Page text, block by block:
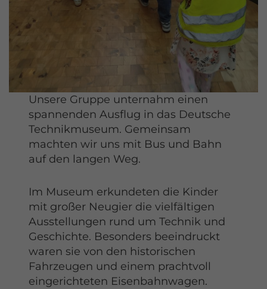
Unsere Gruppe unternahm einen
spannenden Ausflug in das Deutsche
Technikmuseum. Gemeinsam
machten wir uns mit Bus und Bahn
auf den langen Weg.
Im Museum erkundeten die Kinder
mit großer Neugier die vielfältigen
Ausstellungen rund um Technik und
Geschichte. Besonders beeindruckt
waren sie von den historischen
Fahrzeugen und einem prachtvoll
eingerichteten Eisenbahnwagen.